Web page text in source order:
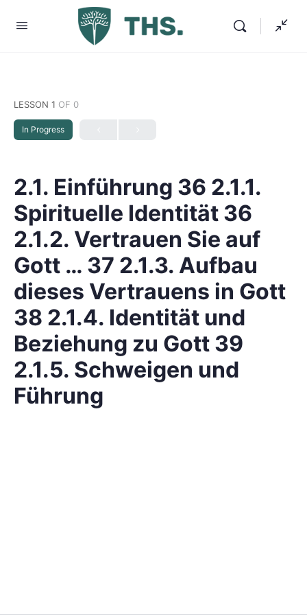
LESSON 1 OF 0
In Progress
2.1. Einführung 36 2.1.1.
Spirituelle Identität 36
2.1.2. Vertrauen Sie auf
Gott … 37 2.1.3. Aufbau
dieses Vertrauens in Gott
38 2.1.4. Identität und
Beziehung zu Gott 39
2.1.5. Schweigen und
Führung